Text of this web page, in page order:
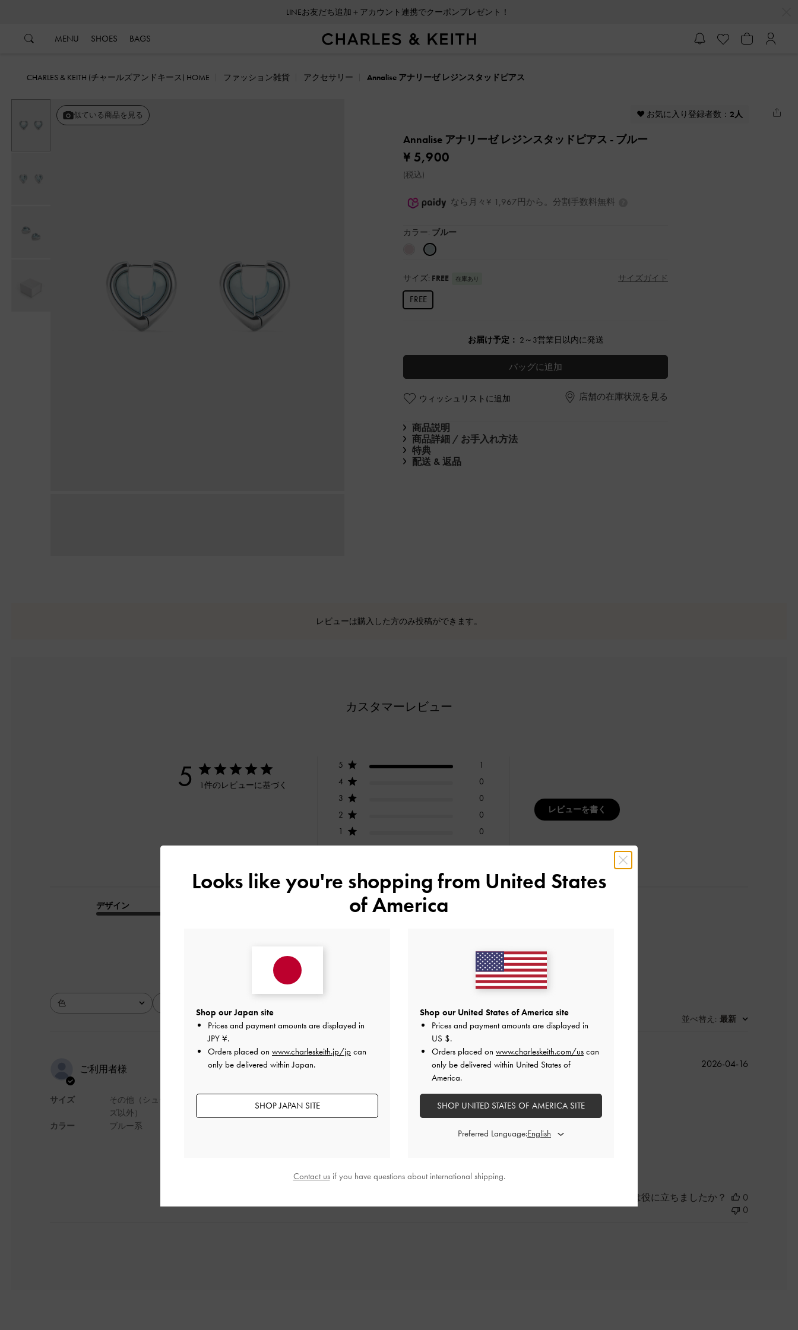
LINEお友だち追加＋アカウント連携でクーポンプレゼント！
MENU SHOES BAGS
CHARLES & KEITH (チャールズアンドキース) HOME ファッション雑貨 アクセサリー Annalise アナリーゼ レジンスタッドピアス
♥ お気に入り登録者数： 2人
似ている商品を見る
Annalise アナリーゼ レジンスタッドピアス - ブルー
¥ 5,900
(税込)
なら月々¥ 1,967円から。分割手数料無料
カラー: ブルー
サイズ: FREE 在庫あり サイズガイド
FREE
お届け予定： 2～3営業日以内に発送
バッグに追加
ウィッシュリストに追加 店舗の在庫状況を見る
商品説明
商品詳細 / お手入れ方法
特典
配送 & 返品
レビューは購入した方のみ投稿ができます。
カスタマーレビュー
5 1件のレビューに基づく
5
1
4
0
3
0
2
0
1
0
レビューを書く
デザイン 快適さ
色全て
全て
並べ替え : 最新
ご利用者様
サイズ
カラー
その他（シュー
ズ以外）
ブルー系
色味が可愛くて夏っぽくて最高です🩵
色味が可愛くて夏っぽくて最高です🩵
公
2026-04-16
このレビューは役に立ちましたか？
0
0
Looks like you're shopping from United States
of America
Shop our Japan site
Prices and payment amounts are displayed in
JPY ¥.
Orders placed on www.charleskeith.jp/jp can
only be delivered within Japan.
SHOP JAPAN SITE
Shop our United States of America site
Prices and payment amounts are displayed in
US $.
Orders placed on www.charleskeith.com/us can
only be delivered within United States of
America.
SHOP UNITED STATES OF AMERICA SITE
Preferred Language:
Contact usif you have questions about international shipping.